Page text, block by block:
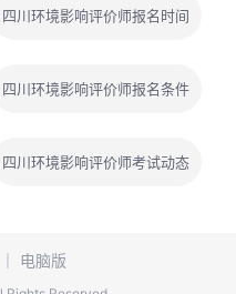
四川环境影响评价师报名时间
四川环境影响评价师报名条件
四川环境影响评价师考试动态
电脑版